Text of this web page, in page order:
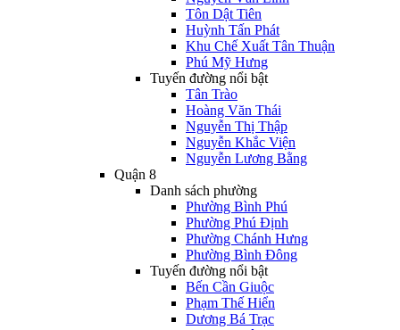
Tôn Dật Tiên
Huỳnh Tấn Phát
Khu Chế Xuất Tân Thuận
Phú Mỹ Hưng
Tuyến đường nổi bật
Tân Trào
Hoàng Văn Thái
Nguyễn Thị Thập
Nguyễn Khắc Viện
Nguyễn Lương Bằng
Quận 8
Danh sách phường
Phường Bình Phú
Phường Phú Định
Phường Chánh Hưng
Phường Bình Đông
Tuyến đường nổi bật
Bến Cần Giuộc
Phạm Thế Hiển
Dương Bá Trạc